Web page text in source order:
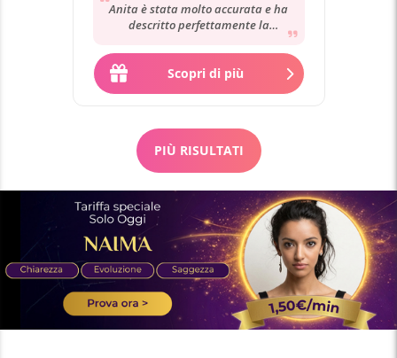
Anita è stata molto accurata e ha
descritto perfettamente la
consiglio per i vostri...
Scopri di più
PIÙ RISULTATI